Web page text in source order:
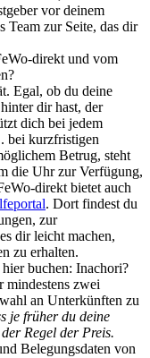
vor deinem
Team zur Seite, das dir
direkt und vom
Egal, ob du deine
dir hast, der
dich bei jedem
bei kurzfristigen
Betrug, steht
die Uhr zur Verfügung,
direkt bietet auch
. Dort findest du
zur
dir leicht machen,
zu erhalten.
buchen: Inachori?
mindestens zwei
an Unterkünften zu
je früher du deine
Regel der Preis.
Belegungsdaten von